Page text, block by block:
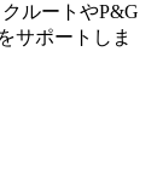
ルートやP&G
サポートしま